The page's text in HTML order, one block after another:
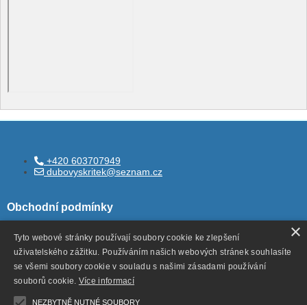
+420 603707949
dubovyskritek@seznam.cz
Obchodní podmínky
Všeobecné obchodní podmínky
Ochrana ososbních údajů
Odstoupení od smlouvy
×
Tyto webové stránky používají soubory cookie ke zlepšení
uživatelského zážitku. Používáním našich webových stránek souhlasíte
se všemi soubory cookie v souladu s našimi zásadami používání
souborů cookie. Více informací
NEZBYTNĚ NUTNÉ SOUBORY